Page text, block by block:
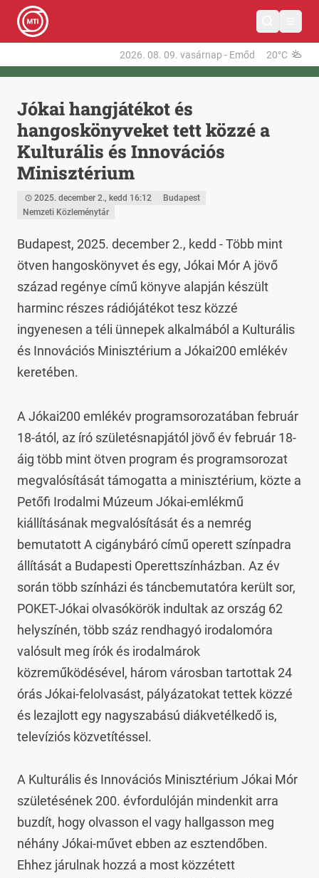
2026. 08. 09. vasárnap - Emőd 20°C
Jókai hangjátékot és
hangoskönyveket tett közzé a
Kulturális és Innovációs
Minisztérium
2025. december 2., kedd 16:12
Budapest
Nemzeti Közleménytár
Budapest, 2025. december 2., kedd - Több mint
ötven hangoskönyvet és egy, Jókai Mór A jövő
század regénye című könyve alapján készült
harminc részes rádiójátékot tesz közzé
ingyenesen a téli ünnepek alkalmából a Kulturális
és Innovációs Minisztérium a Jókai200 emlékév
keretében.
A Jókai200 emlékév programsorozatában február
18-ától, az író születésnapjától jövő év február 18-
áig több mint ötven program és programsorozat
megvalósítását támogatta a minisztérium, közte a
Petőfi Irodalmi Múzeum Jókai-emlékmű
kiállításának megvalósítását és a nemrég
bemutatott A cigánybáró című operett színpadra
állítását a Budapesti Operettszínházban. Az év
során több színházi és táncbemutatóra került sor,
POKET-Jókai olvasókörök indultak az ország 62
helyszínén, több száz rendhagyó irodalomóra
valósult meg írók és irodalmárok
közreműködésével, három városban tartottak 24
órás Jókai-felolvasást, pályázatokat tettek közzé
és lezajlott egy nagyszabású diákvetélkedő is,
televíziós közvetítéssel.
A Kulturális és Innovációs Minisztérium Jókai Mór
születésének 200. évfordulóján mindenkit arra
buzdít, hogy olvasson el vagy hallgasson meg
néhány Jókai-művet ebben az esztendőben.
Ehhez járulnak hozzá a most közzétett